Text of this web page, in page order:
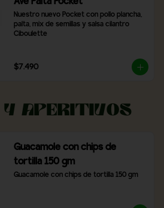
Nuestro nuevo Pocket con pollo plancha,
palta, mix de semillas y salsa cilantro
Ciboulette
$7.490
Aperitivos
Guacamole con chips de
tortilla 150 gm
Guacamole con chips de tortilla 150 gm